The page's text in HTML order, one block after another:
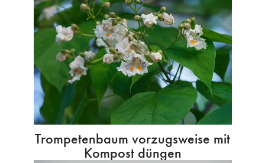
Trompetenbaum vorzugsweise mit
Kompost düngen